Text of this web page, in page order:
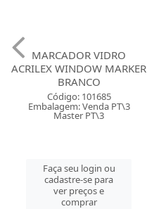
MARCADOR VIDRO
ACRILEX WINDOW MARKER
BRANCO
Código: 101685
Embalagem: Venda PT\3
Master PT\3
Faça seu login ou
cadastre-se para
ver preços e
comprar